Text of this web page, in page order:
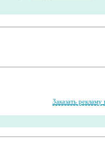
Заказать рекламу